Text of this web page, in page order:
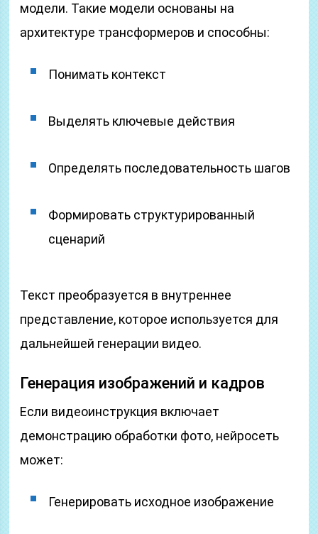
модели. Такие модели основаны на
архитектуре трансформеров и способны:
Понимать контекст
Выделять ключевые действия
Определять последовательность шагов
Формировать структурированный
сценарий
Текст преобразуется в внутреннее
представление, которое используется для
дальнейшей генерации видео.
Генерация изображений и кадров
Если видеоинструкция включает
демонстрацию обработки фото, нейросеть
может:
Генерировать исходное изображение